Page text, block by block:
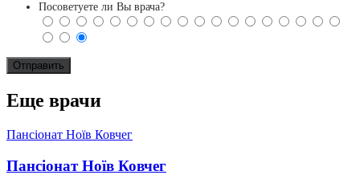
Посоветуете ли Вы врача?
Еще врачи
Пансіонат Ноїв Ковчег
Пансіонат Ноїв Ковчег